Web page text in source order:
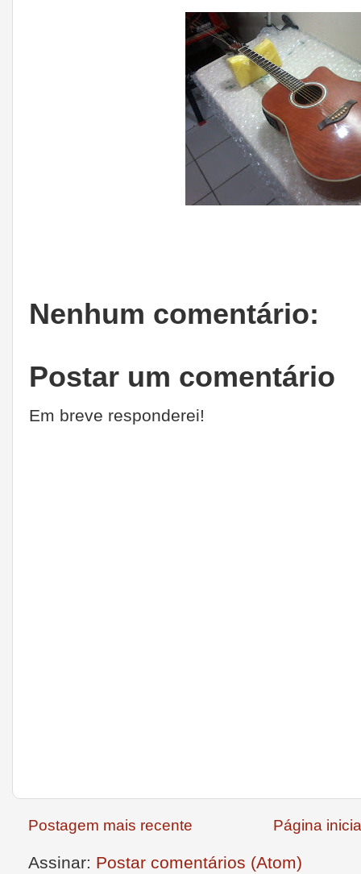
Nenhum comentário:
Postar um comentário
Em breve responderei!
Postagem mais recente Página
Assinar: Postar comentários (Atom)